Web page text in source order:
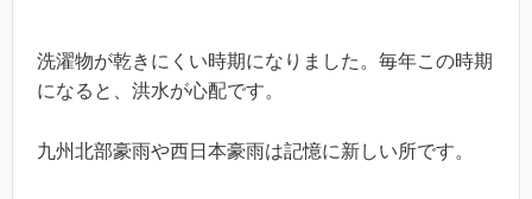
洗濯物が乾きにくい時期になりました。毎年この時期
になると、洪水が心配です。
九州北部豪雨や西日本豪雨は記憶に新しい所です。